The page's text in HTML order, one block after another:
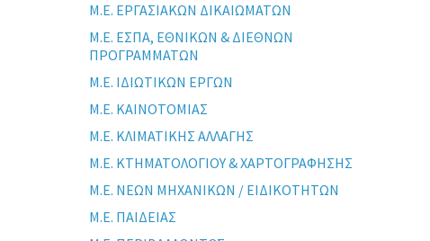
Μ.Ε. ΕΡΓΑΣΙΑΚΩΝ ΔΙΚΑΙΩΜΑΤΩΝ
Μ.Ε. ΕΣΠΑ, ΕΘΝΙΚΩΝ & ΔΙΕΘΝΩΝ
ΠΡΟΓΡΑΜΜΑΤΩΝ
Μ.Ε. ΙΔΙΩΤΙΚΩΝ ΕΡΓΩΝ
Μ.Ε. ΚΑΙΝΟΤΟΜΙΑΣ
Μ.Ε. ΚΛΙΜΑΤΙΚΗΣ ΑΛΛΑΓΗΣ
Μ.Ε. ΚΤΗΜΑΤΟΛΟΓΙΟΥ & ΧΑΡΤΟΓΡΑΦΗΣΗΣ
Μ.Ε. ΝΕΩΝ ΜΗΧΑΝΙΚΩΝ / ΕΙΔΙΚΟΤΗΤΩΝ
Μ.Ε. ΠΑΙΔΕΙΑΣ